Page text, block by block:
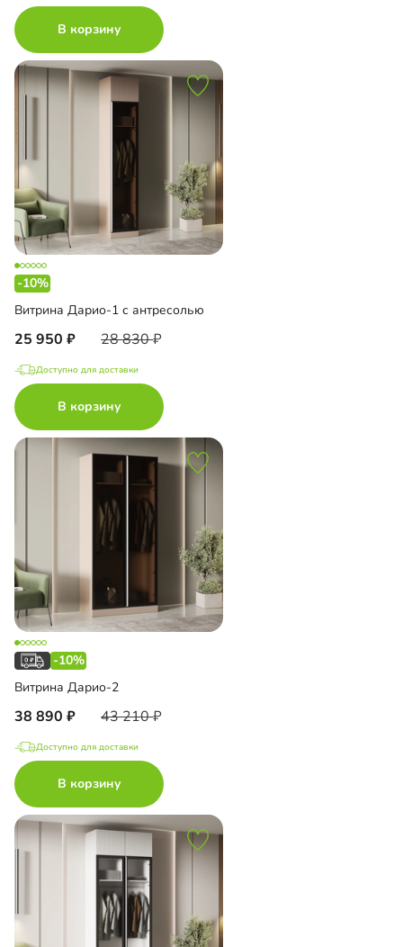
В корзину
-10%
Витрина Дарио-1 с антресолью
25 950 28 830
Доступно для доставки
В корзину
-10%
Витрина Дарио-2
38 890 43 210
Доступно для доставки
В корзину